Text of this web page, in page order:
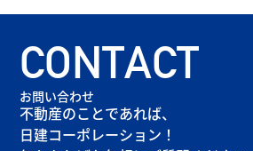
CONTACT
お問い合わせ
不動産のことであれば、
日建コーポレーション！